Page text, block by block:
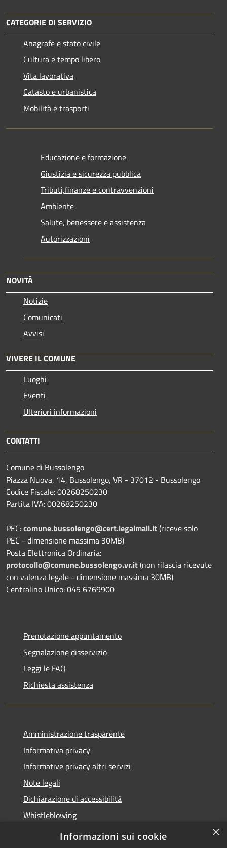
CATEGORIE DI SERVIZIO
Anagrafe e stato civile
Cultura e tempo libero
Vita lavorativa
Catasto e urbanistica
Mobilità e trasporti
Educazione e formazione
Giustizia e sicurezza pubblica
Tributi,finanze e contravvenzioni
Ambiente
Salute, benessere e assistenza
Autorizzazioni
NOVITÀ
Notizie
Comunicati
Avvisi
VIVERE IL COMUNE
Luoghi
Eventi
Ulteriori informazioni
CONTATTI
Comune di Bussolengo
Piazza Nuova, 14, Bussolengo, VR - 37012 - Bussolengo
Codice Fiscale: 00268250230
Partita IVA: 00268250230
PEC:comune.bussolengo@cert.legalmail.it(riceve solo
PEC - dimensione massima 30MB)
Posta Elettronica Ordinaria:
protocollo@comune.bussolengo.vr.it(non rilascia ricevute
con valenza legale - dimensione massima 30MB)
Centralino Unico: 045 6769900
Prenotazione appuntamento
Segnalazione disservizio
Leggi le FAQ
Richiesta assistenza
Amministrazione trasparente
Informativa privacy
Informative privacy altri servizi
Note legali
Dichiarazione di accessibilità
Whistleblowing
×
Informazioni sui cookie